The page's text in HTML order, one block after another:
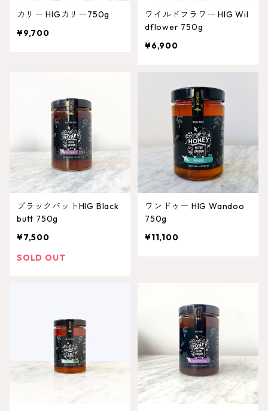
カリー HIGカリー750g
¥9,700
ワイルドフラワー HIG Wil
dflower 750g
¥6,900
ブラックバットHIG Black
butt 750g
¥7,500
SOLD OUT
ワンドゥー HIG Wandoo
750g
¥11,100